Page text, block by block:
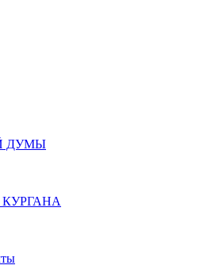
ДУМЫ